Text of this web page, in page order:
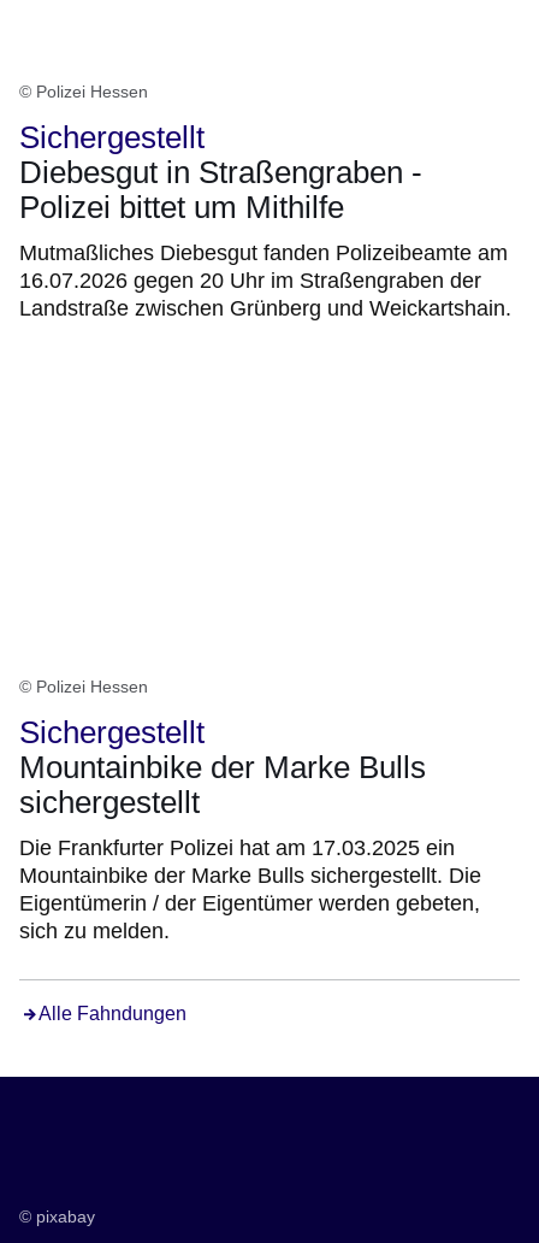
© Polizei Hessen
Sichergestellt
Diebesgut in Straßengraben -
Polizei bittet um Mithilfe
Mutmaßliches Diebesgut fanden Polizeibeamte am
16.07.2026 gegen 20 Uhr im Straßengraben der
Landstraße zwischen Grünberg und Weickartshain.
© Polizei Hessen
Sichergestellt
Mountainbike der Marke Bulls
sichergestellt
Die Frankfurter Polizei hat am 17.03.2025 ein
Mountainbike der Marke Bulls sichergestellt. Die
Eigentümerin / der Eigentümer werden gebeten,
sich zu melden.
Alle Fahndungen
© pixabay